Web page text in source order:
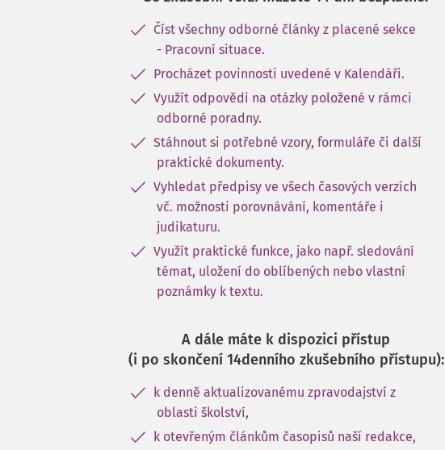
Číst všechny odborné články z placené sekce
- Pracovní situace.
Procházet povinnosti uvedené v Kalendáři.
Využít odpovědi na otázky položené v rámci
odborné poradny.
Stáhnout si potřebné vzory, formuláře či další
praktické dokumenty.
Vyhledat předpisy ve všech časových verzích
vč. možnosti porovnávání, komentáře i
judikaturu.
Využít praktické funkce, jako např. sledování
témat, uložení do oblíbených nebo vlastní
poznámky k textu.
A dále máte k dispozici přístup
(i po skončení 14denního zkušebního přístupu):
k denně aktualizovanému zpravodajství z
oblasti školství,
k otevřeným článkům časopisů naší redakce,